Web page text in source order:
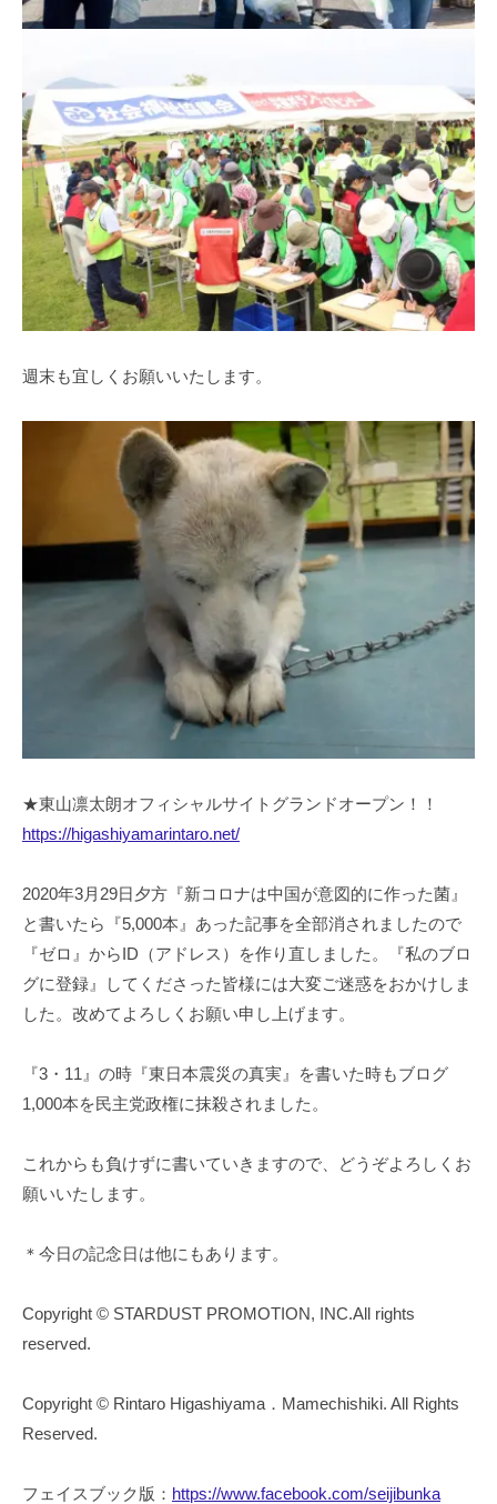
週末も宜しくお願いいたします。
★東山凛太朗オフィシャルサイトグランドオープン！！
https://higashiyamarintaro.net/
2020年3月29日夕方『新コロナは中国が意図的に作った菌』
と書いたら『5,000本』あった記事を全部消されましたので
『ゼロ』からID（アドレス）を作り直しました。『私のブロ
グに登録』してくださった皆様には大変ご迷惑をおかけしま
した。改めてよろしくお願い申し上げます。
『3・11』の時『東日本震災の真実』を書いた時もブログ
1,000本を民主党政権に抹殺されました。
これからも負けずに書いていきますので、どうぞよろしくお
願いいたします。
＊今日の記念日は他にもあります。
Copyright © STARDUST PROMOTION, INC.All rights
reserved.
Copyright © Rintaro Higashiyama．Mamechishiki. All Rights
Reserved.
フェイスブック版： https://www.facebook.com/seijibunka